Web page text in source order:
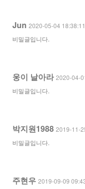
Jun 2020-05-04 18:38:11
비밀글입니다.
웅이 날아라2020-04-
비밀글입니다.
박지원1988 2019-11-
비밀글입니다.
주현우 2019-09-09